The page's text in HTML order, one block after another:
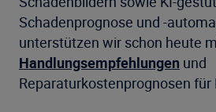
Schadenprognose und -
unterstützen wir schon heute
Handlungsempfehlungen und
Reparaturkostenprognosen für